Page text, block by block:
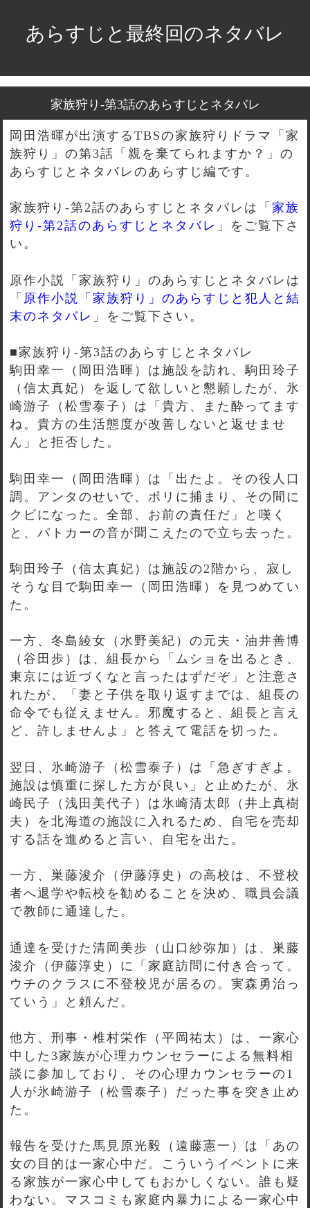
あらすじと最終回のネタバレ
家族狩り-第3話のあらすじとネタバレ
岡田浩暉が出演するTBSの家族狩りドラマ「家
族狩り」の第3話「親を棄てられますか？」の
あらすじとネタバレのあらすじ編です。
家族狩り-第2話のあらすじとネタバレは「 家族
狩り-第2話のあらすじとネタバレ 」をご覧下さ
い。
原作小説「家族狩り」のあらすじとネタバレは
「 原作小説「家族狩り」のあらすじと犯人と結
末のネタバレ 」をご覧下さい。
■家族狩り-第3話のあらすじとネタバレ
駒田幸一（岡田浩暉）は施設を訪れ、駒田玲子
（信太真妃）を返して欲しいと懇願したが、氷
崎游子（松雪泰子）は「貴方、また酔ってます
ね。貴方の生活態度が改善しないと返せませ
ん」と拒否した。
駒田幸一（岡田浩暉）は「出たよ。その役人口
調。アンタのせいで、ポリに捕まり、その間に
クビになった。全部、お前の責任だ」と嘆く
と、パトカーの音が聞こえたので立ち去った。
駒田玲子（信太真妃）は施設の2階から、寂し
そうな目で駒田幸一（岡田浩暉）を見つめてい
た。
一方、冬島綾女（水野美紀）の元夫・油井善博
（谷田歩）は、組長から「ムショを出るとき、
東京には近づくなと言ったはずだぞ」と注意さ
れたが、「妻と子供を取り返すまでは、組長の
命令でも従えません。邪魔すると、組長と言え
ど、許しませんよ」と答えて電話を切った。
翌日、氷崎游子（松雪泰子）は「急ぎすぎよ。
施設は慎重に探した方が良い」と止めたが、氷
崎民子（浅田美代子）は氷崎清太郎（井上真樹
夫）を北海道の施設に入れるため、自宅を売却
する話を進めると言い、自宅を出た。
一方、巣藤浚介（伊藤淳史）の高校は、不登校
者へ退学や転校を勧めることを決め、職員会議
で教師に通達した。
通達を受けた清岡美歩（山口紗弥加）は、巣藤
浚介（伊藤淳史）に「家庭訪問に付き合って。
ウチのクラスに不登校児が居るの。実森勇治っ
ていう」と頼んだ。
他方、刑事・椎村栄作（平岡祐太）は、一家心
中した3家族が心理カウンセラーによる無料相
談に参加しており、その心理カウンセラーの1
人が氷崎游子（松雪泰子）だった事を突き止め
た。
報告を受けた馬見原光毅（遠藤憲一）は「あの
女の目的は一家心中だ。こういうイベントに来
る家族が一家心中してもおかしくない。誰も疑
わない。マスコミも家庭内暴力による一家心中